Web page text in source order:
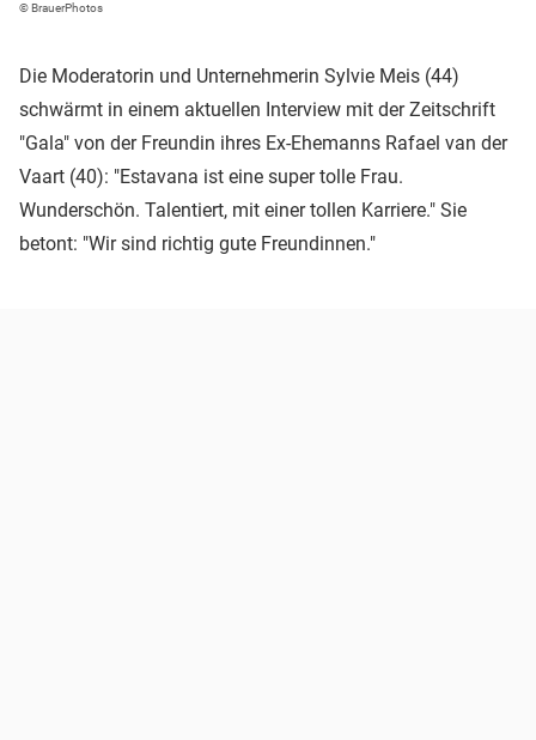
© BrauerPhotos
Die Moderatorin und Unternehmerin Sylvie Meis (44)
schwärmt in einem aktuellen Interview mit der Zeitschrift
"Gala" von der Freundin ihres Ex-Ehemanns Rafael van der
Vaart (40): "Estavana ist eine super tolle Frau.
Wunderschön. Talentiert, mit einer tollen Karriere." Sie
betont: "Wir sind richtig gute Freundinnen."